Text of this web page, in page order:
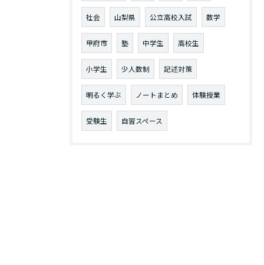
社会 山梨県 公立高校入試 数学
甲府市 塾 中学生 高校生
小学生 少人数制 記述対策
明るく学ぶ ノートまとめ 体験授業
受験生 自習スペース